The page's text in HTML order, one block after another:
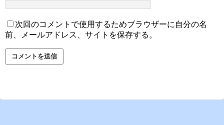
次回のコメントで使用するためブラウザーに自分の名
前、メールアドレス、サイトを保存する。